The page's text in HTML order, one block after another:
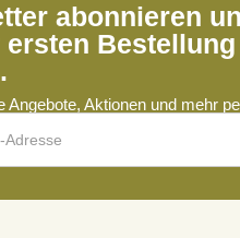
abonnieren
ersten Bestellung
Angebote, Aktionen und mehr